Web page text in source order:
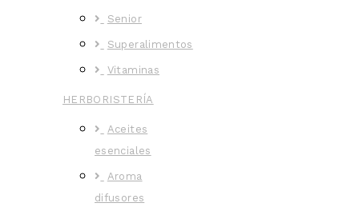
Senior
Superalimentos
Vitaminas
HERBORISTERÍA
Aceites
esenciales
Aroma
difusores